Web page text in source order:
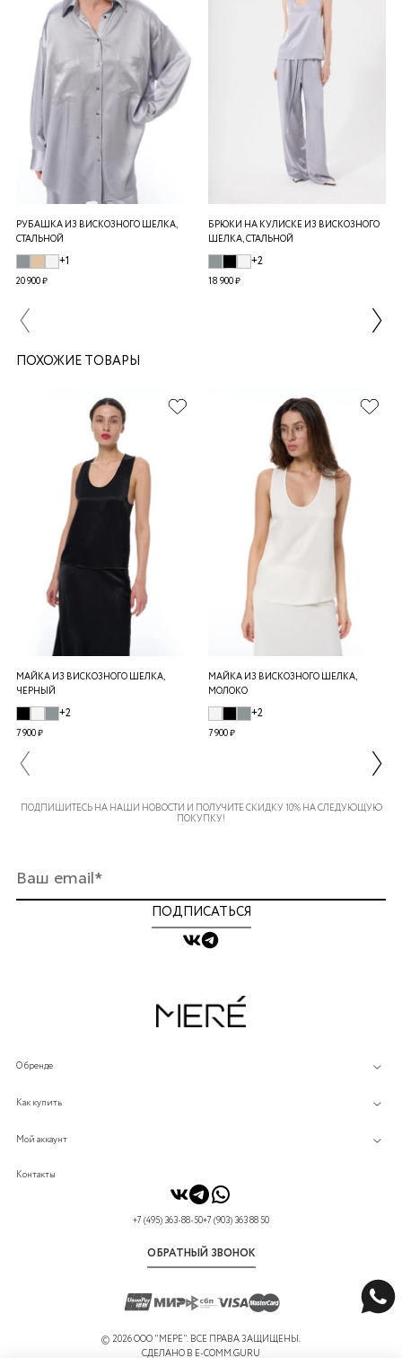
РУБАШКА ИЗ ВИСКОЗНОГО ШЕЛКА,
СТАЛЬНОЙ
+1
20 900 ₽
БРЮКИ НА КУЛИСКЕ ИЗ ВИСКОЗНОГО
ШЕЛКА, СТАЛЬНОЙ
+2
18 900 ₽
ПОХОЖИЕ ТОВАРЫ
МАЙКА ИЗ ВИСКОЗНОГО ШЕЛКА,
ЧЕРНЫЙ
+2
7 900 ₽
МАЙКА ИЗ ВИСКОЗНОГО ШЕЛКА,
МОЛОКО
+2
7 900 ₽
ПОДПИШИТЕСЬ НА НАШИ НОВОСТИ И ПОЛУЧИТЕ СКИДКУ 10% НА СЛЕДУЮЩУЮ
ПОКУПКУ!
ПОДПИСАТЬСЯ
О бренде
Как купить
Мой аккаунт
Контакты
+7 (495) 363-88-50+7 (903) 363 88 50
ОБРАТНЫЙ ЗВОНОК
© 2026 ООО "МЕРЕ". ВСЕ ПРАВА ЗАЩИЩЕНЫ.
СДЕЛАНО В E-COMM.GURU